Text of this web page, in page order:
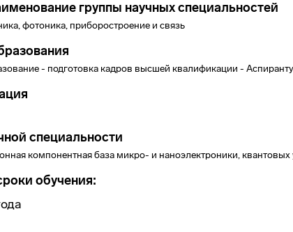
группы научных специальностей
фотоника, приборостроение и связь
- подготовка кадров высшей квалификации -
специальности
компонентная база микро- и наноэлектроники, квантовых
обучения: